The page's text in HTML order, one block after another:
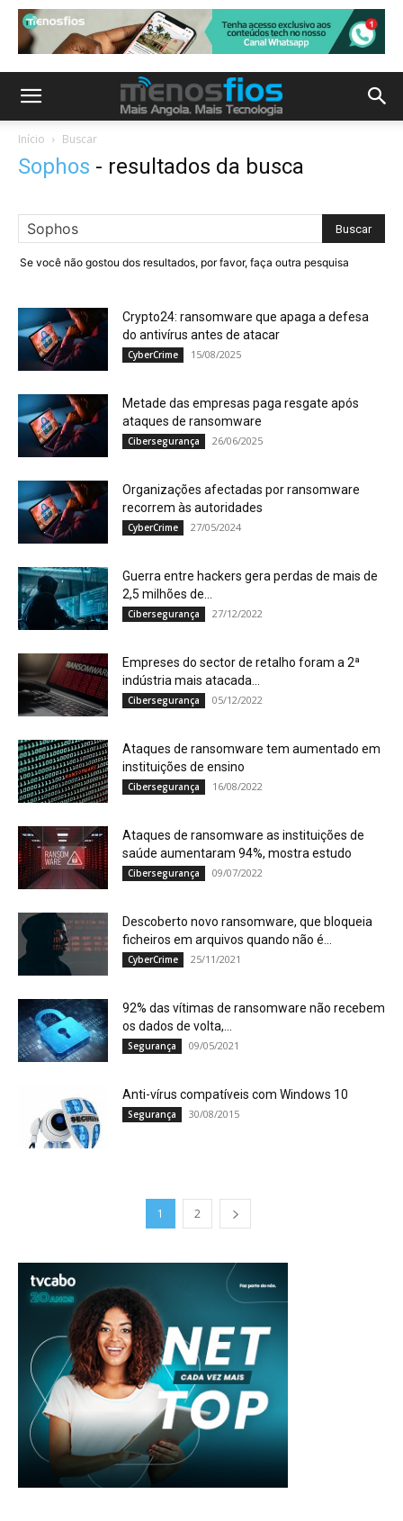
Início Buscar
Sophos - resultados da busca
Se você não gostou dos resultados, por favor, faça outra pesquisa
Crypto24: ransomware que apaga a defesa
do antivírus antes de atacar
CyberCrime 15/08/2025
Metade das empresas paga resgate após
ataques de ransomware
Cibersegurança 26/06/2025
Organizações afectadas por ransomware
recorrem às autoridades
CyberCrime 27/05/2024
Guerra entre hackers gera perdas de mais de
2,5 milhões de...
Cibersegurança 27/12/2022
Empreses do sector de retalho foram a 2ª
indústria mais atacada...
Cibersegurança 05/12/2022
Ataques de ransomware tem aumentado em
instituições de ensino
Cibersegurança 16/08/2022
Ataques de ransomware as instituições de
saúde aumentaram 94%, mostra estudo
Cibersegurança 09/07/2022
Descoberto novo ransomware, que bloqueia
ficheiros em arquivos quando não é...
CyberCrime 25/11/2021
92% das vítimas de ransomware não recebem
os dados de volta,...
Segurança 09/05/2021
Anti-vírus compatíveis com Windows 10
Segurança 30/08/2015
1 2